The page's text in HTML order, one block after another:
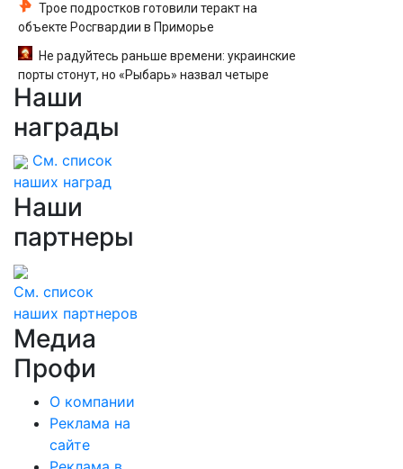
Трое подростков готовили теракт на
объекте Росгвардии в Приморье
Не радуйтесь раньше времени: украинские
порты стонут, но «Рыбарь» назвал четыре
причины, почему угроза для России жива
Наши
награды
См. список
наших наград
Наши
партнеры
См. список
наших партнеров
Медиа
Профи
О компании
Реклама на
сайте